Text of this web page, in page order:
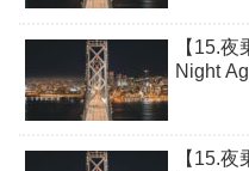
【15.
Night
【15.